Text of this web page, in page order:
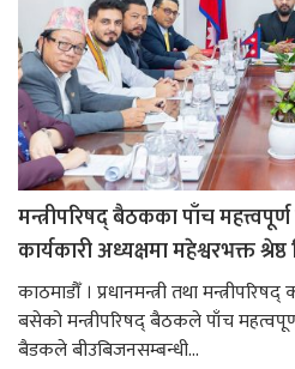
मन्त्रीपरिषद् बैठकका पाँच
कार्यकारी अध्यक्षमा महेश्वरभक्त
काठमाडौँ । प्रधानमन्त्री तथा
बसेको मन्त्रीपरिषद् बैठकले पाँच
बैडकले बीउबिजनसम्बन्धी...